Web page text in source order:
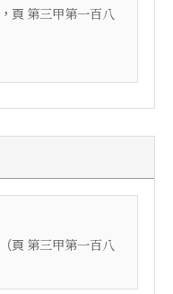
，頁 第三甲第一百八
（頁 第三甲第一百八